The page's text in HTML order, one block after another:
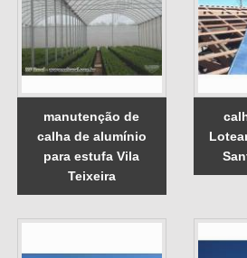
manutenção de
calha de alumínio
para estufa Vila
Teixeira